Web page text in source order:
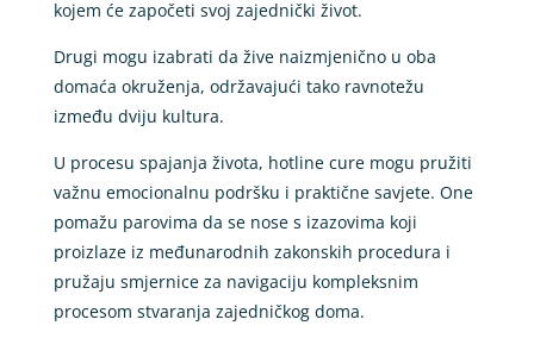
kojem će započeti svoj zajednički život.
Drugi mogu izabrati da žive naizmjenično u oba
domaća okruženja, održavajući tako ravnotežu
između dviju kultura.
U procesu spajanja života, hotline cure mogu pružiti
važnu emocionalnu podršku i praktične savjete. One
pomažu parovima da se nose s izazovima koji
proizlaze iz međunarodnih zakonskih procedura i
pružaju smjernice za navigaciju kompleksnim
procesom stvaranja zajedničkog doma.